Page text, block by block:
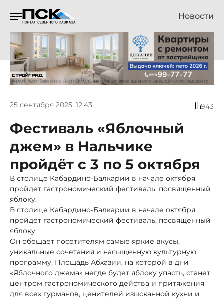
Новости
25 сентября 2025, 12:43 943
Фестиваль «Яблочный
джем» в Нальчике
пройдёт с 3 по 5 октября
В столице Кабардино-Балкарии в начале октября
пройдет гастрономический фестиваль, посвященный
яблоку.
В столице Кабардино-Балкарии в начале октября
пройдет гастрономический фестиваль, посвященный
яблоку.
Он обещает посетителям самые яркие вкусы,
уникальные сочетания и насыщенную культурную
программу. Площадь Абхазии, на которой в дни
«Яблочного джема» негде будет яблоку упасть, станет
центром гастрономического действа и притяжения
для всех гурманов, ценителей изысканной кухни и